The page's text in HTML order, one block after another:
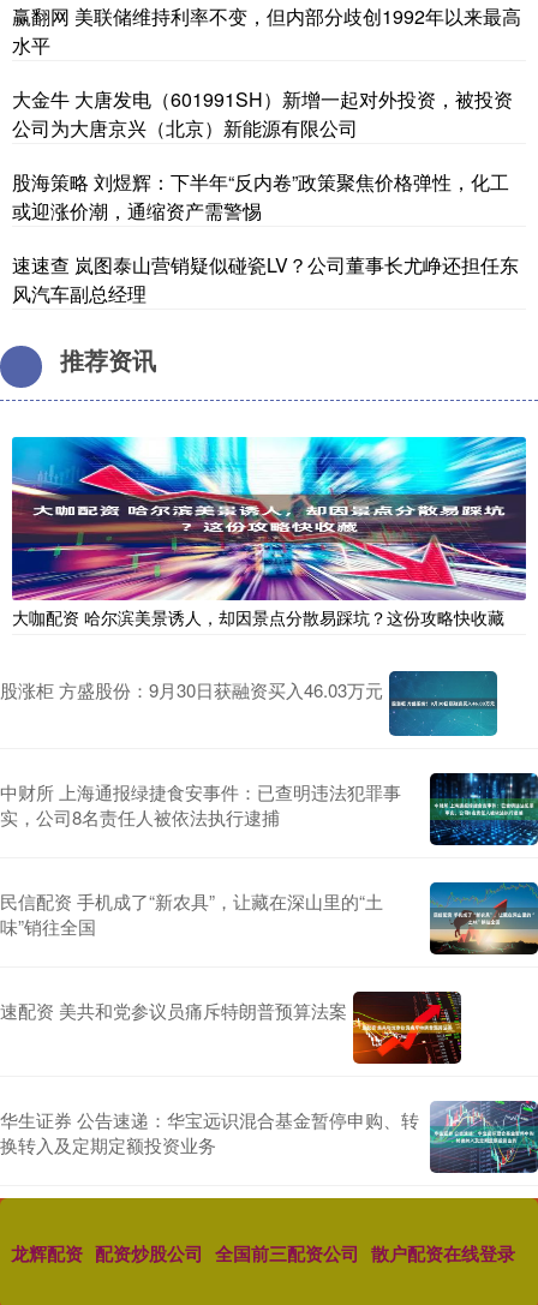
赢翻网 美联储维持利率不变，但内部分歧创1992年以来最高
水平
大金牛 大唐发电（601991SH）新增一起对外投资，被投资
公司为大唐京兴（北京）新能源有限公司
股海策略 刘煜辉：下半年“反内卷”政策聚焦价格弹性，化工
或迎涨价潮，通缩资产需警惕
速速查 岚图泰山营销疑似碰瓷LV？公司董事长尤峥还担任东
风汽车副总经理
推荐资讯
大咖配资 哈尔滨美景诱人，却因景点分散易踩坑？这份攻略快收藏
股涨柜 方盛股份：9月30日获融资买入46.03万元
中财所 上海通报绿捷食安事件：已查明违法犯罪事
实，公司8名责任人被依法执行逮捕
民信配资 手机成了“新农具”，让藏在深山里的“土
味”销往全国
速配资 美共和党参议员痛斥特朗普预算法案
华生证券 公告速递：华宝远识混合基金暂停申购、转
换转入及定期定额投资业务
龙辉配资 配资炒股公司 全国前三配资公司 散户配资在线登录